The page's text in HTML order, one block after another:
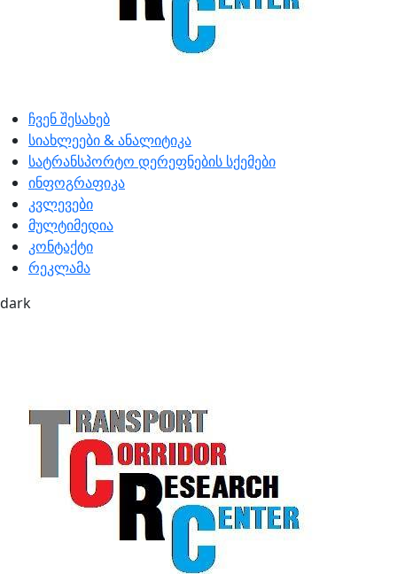
ჩვენ შესახებ
სიახლეები & ანალიტიკა
სატრანსპორტო დერეფნების სქემები
ინფოგრაფიკა
კვლევები
მულტიმედია
კონტაქტი
რეკლამა
dark